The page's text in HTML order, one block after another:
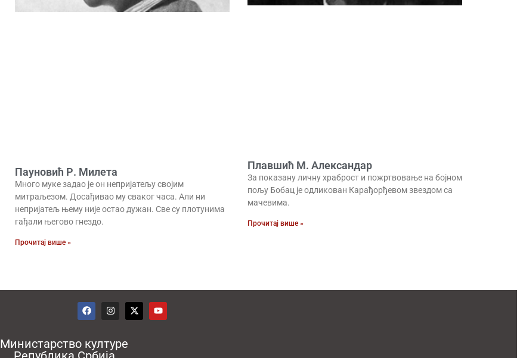
Пауновић Р. Милета
Много муке задао је он непријатељу својим
митраљезом. Досађивао му сваког часа. Али ни
непријатељ њему није остао дужан. Све су плотунима
гађали његово гнездо.
Прочитај више »
Плавшић М. Александар
За показану личну храброст и пожртвовање на бојном
пољу Бобац је одликован Карађорђевом звездом са
мачевима.
Прочитај више »
Министарство културе